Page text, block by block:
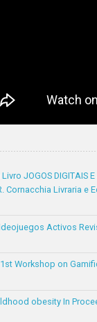
JOGOS DIGITAIS
Cornacchia Livraria
Activos
Workshop on
obesity In